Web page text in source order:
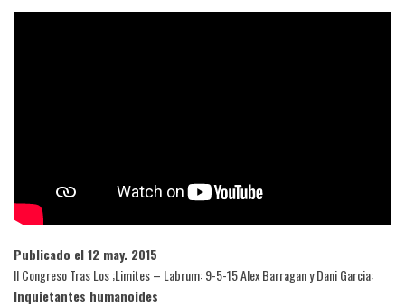
Publicado el 12 may. 2015
II Congreso Tras Los ;Limites – Labrum: 9-5-15 Alex Barragan y Dani Garcia:
Inquietantes humanoides